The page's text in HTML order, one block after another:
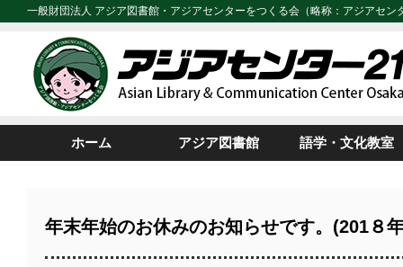
一般財団法人 アジア図書館・アジアセンターをつくる会（略称：アジアセ
ホーム アジア図書館 語学・文化教室
年末年始のお休みのお知らせです。(201８